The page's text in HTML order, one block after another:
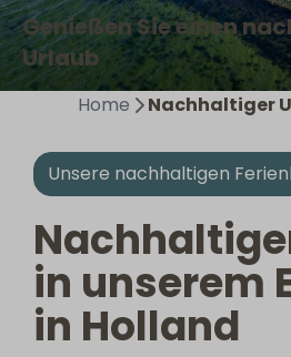
Genießen Sie einen
Urlaub
Home Nachhaltiger
Unsere nachhaltigen
in unserem
in Holland